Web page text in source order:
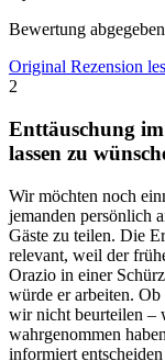
Bewertung
Original Rezension
2
Enttäuschung
lassen zu
Wir möchten noch
jemanden persönlich
Gäste zu teilen. Die
relevant, weil der
Orazio in einer
würde er arbeiten.
wir nicht beurteilen –
wahrgenommen
informiert